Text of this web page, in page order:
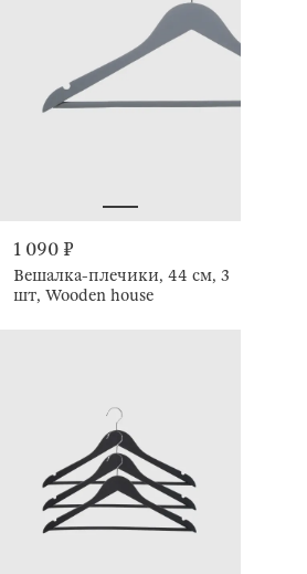
1 090 ₽
Вешалка-плечики, 44 см, 3
шт, Wooden house